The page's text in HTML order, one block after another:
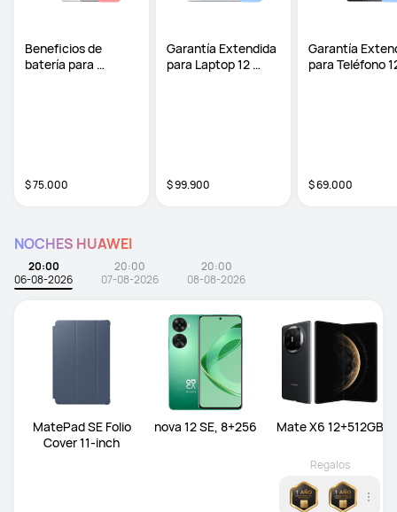
Beneficios de
batería para
$ 75.000
Garantía Extendida
para Laptop 12
$ 99.900
Garantía
para Teléfono
$ 69.000
NOCHES HUAWEI
20:00
06-08-2026
20:00
07-08-2026
20:00
08-08-2026
MatePad SE Folio
Cover 11-inch
nova 12 SE, 8+256 Mate X6 12+512GB
Regalos